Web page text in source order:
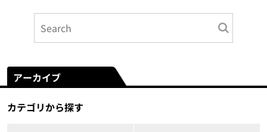
アーカイブ
カテゴリから探す